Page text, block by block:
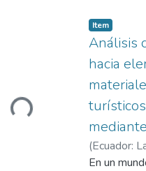
para
ambiental,
altos de
normas
empresas
Latacunga.
El conjunto
Loading...
Item
Análisis
hacia
(Ecuador:
Cotopaxi:
En un